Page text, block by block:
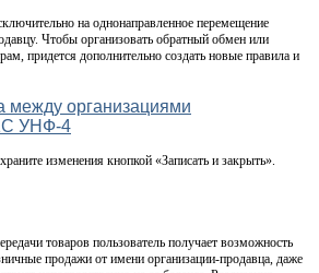
на однонаправленное перемещение
Чтобы организовать обратный обмен или
придется дополнительно создать новые правила и
изменения кнопкой «Записать и закрыть».
товаров пользователь получает возможность
продажи от имени организации-продавца, даже